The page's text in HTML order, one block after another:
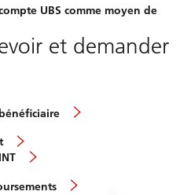
UBS comme moyen de
et demander